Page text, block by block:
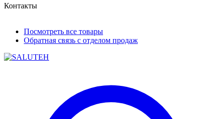
Контакты
Посмотреть все товары
Обратная связь с отделом продаж